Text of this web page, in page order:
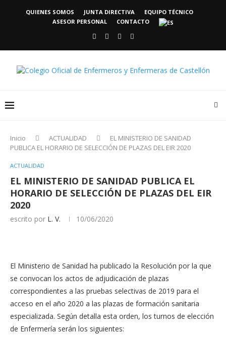
QUIENES SOMOS JUNTA DIRECTIVA
EQUIPO TÉCNICO
ASESOR PERSONAL
CONTACTO
Inicio ACTUALIDAD
EL MINISTERIO DE SANIDAD
PUBLICA EL HORARIO DE SELECCIÓN DE PLAZAS DEL EIR 2020
ACTUALIDAD
EL MINISTERIO DE SANIDAD PUBLICA EL
HORARIO DE SELECCIÓN DE PLAZAS DEL EIR
2020
escrito por L. V. 10/06/2020
El Ministerio de Sanidad ha publicado la Resolución por la que
se convocan los actos de adjudicación de plazas
correspondientes a las pruebas selectivas de 2019 para el
acceso en el año 2020 a las plazas de formación sanitaria
especializada. Según detalla esta orden, los turnos de elección
de Enfermería serán los siguientes: